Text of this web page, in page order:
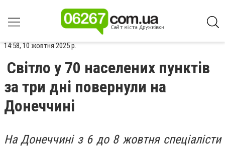
14:58, 10 жовтня 2025 р.
Світло у 70 населених пунктів
за три дні повернули на
Донеччині
На Донеччині з 6 до 8 жовтня спеціалісти